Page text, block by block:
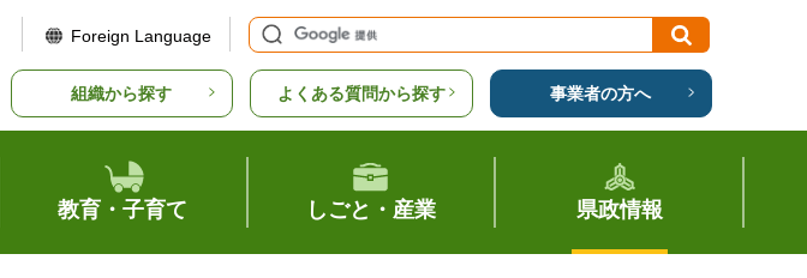
Foreign Language
組織から探す よくある質問から探す 事業者の方へ
教育・子育て しごと・産業 県政情報